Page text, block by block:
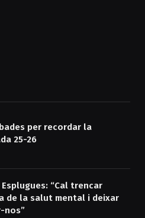
per recordar la
25-26
“Cal trencar
de la salut mental i deixar
nos”